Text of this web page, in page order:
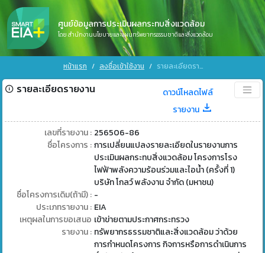
ศูนย์ข้อมูลการประเมินผลกระทบสิ่งแวดล้อม
โดย สำนักงานนโยบายและแผนทรัพยากรธรรมชาติและสิ่งแวดล้อม
หน้าแรก ลงชื่อเข้าใช้งาน รายละเอียดรายงาน
รายละเอียดรายงาน
ดาวน์โหลดไฟล์
รายงาน
เลขที่รายงาน : 256506-86
ชื่อโครงการ : การเปลี่ยนแปลงรายละเอียดในรายงานการ
ประเมินผลกระทบสิ่งแวดล้อม โครงการโรง
ไฟฟ้าพลังความร้อนร่วมและไอน้ำ (ครั้งที่ 1)
บริษัท โกลว์ พลังงาน จำกัด (มหาชน)
ชื่อโครงการเดิม(ถ้ามี) : -
ประเภทรายงาน : EIA
เหตุผลในการขอเสนอ
รายงาน :
เข้าข่ายตามประกาศกระทรวง
ทรัพยากรธรรมชาติและสิ่งแวดล้อม ว่าด้วย
การกำหนดโครงการ กิจการหรือการดำเนินการ